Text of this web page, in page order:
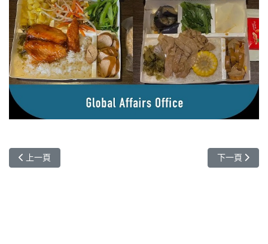
上一篇文章: 2022澳洲電機輔助之智慧農業應用線上研習營，圓滿
上一頁 下一篇文章:
下一頁